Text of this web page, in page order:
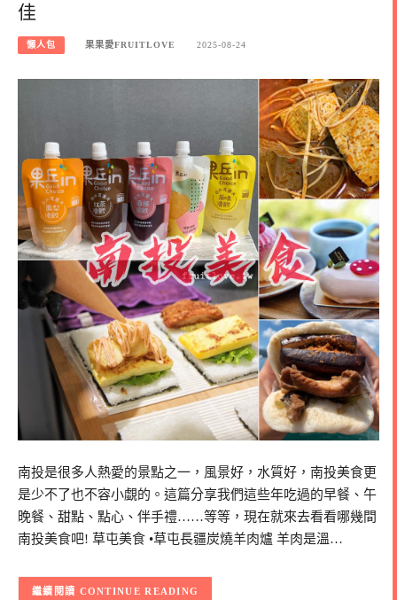
佳
懶人包 果果愛FRUITLOVE 2025-08-24
南投是很多人熱愛的景點之一，風景好，水質好，南投美食更
是少不了也不容小覷的。這篇分享我們這些年吃過的早餐、午
晚餐、甜點、點心、伴手禮……等等，現在就來去看看哪幾間
南投美食吧! 草屯美食 •草屯長疆炭燒羊肉爐 羊肉是溫…
CONTINUE READING